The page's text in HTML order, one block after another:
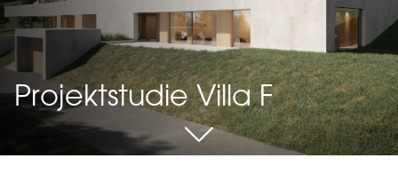
Projektstudie Villa F